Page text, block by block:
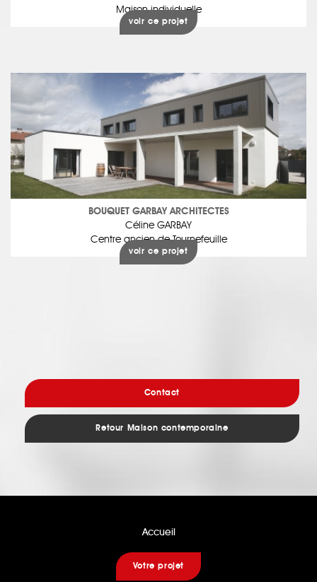
Maison individuelle
voir ce projet
BOUQUET GARBAY ARCHITECTES
Céline GARBAY
Centre ancien de Tournefeuille
voir ce projet
Contact
Retour Maison contemporaine
Accueil
Votre projet